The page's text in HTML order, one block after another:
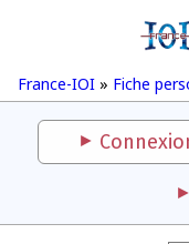
France-IOI » Fiche